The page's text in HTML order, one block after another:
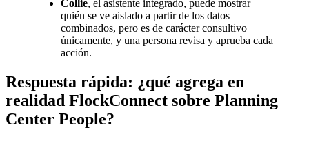
Collie, el asistente integrado, puede mostrar
quién se ve aislado a partir de los datos
combinados, pero es de carácter consultivo
únicamente, y una persona revisa y aprueba cada
acción.
Respuesta rápida: ¿qué agrega en
realidad FlockConnect sobre Planning
Center People?